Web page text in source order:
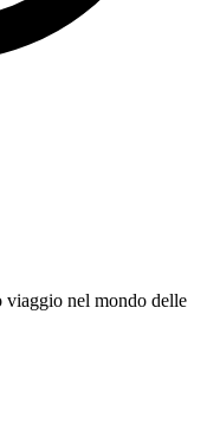
viaggio nel mondo delle